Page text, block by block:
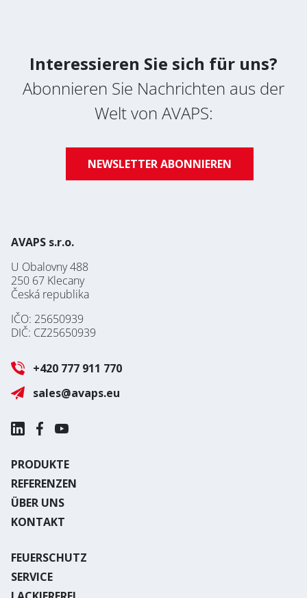
Interessieren Sie sich für uns?
Abonnieren Sie Nachrichten aus der
Welt von AVAPS:
NEWSLETTER ABONNIEREN
AVAPS s.r.o.
U Obalovny 488
250 67 Klecany
Česká republika
IČO: 25650939
DIČ: CZ25650939
+420 777 911 770
sales@avaps.eu
PRODUKTE
REFERENZEN
ÜBER UNS
KONTAKT
FEUERSCHUTZ
SERVICE